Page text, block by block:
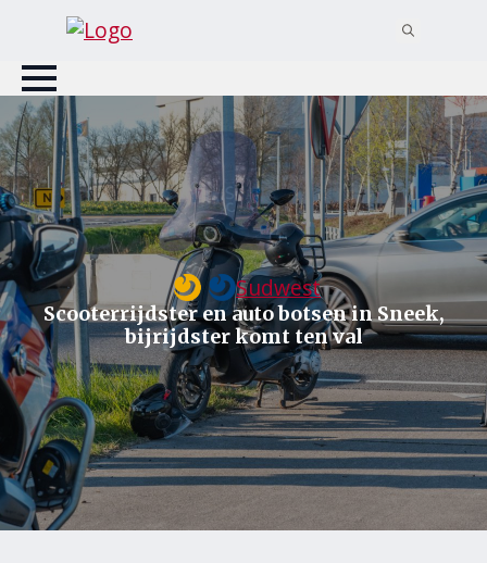
Sudwest
Scooterrijdster en auto botsen in Sneek,
bijrijdster komt ten val